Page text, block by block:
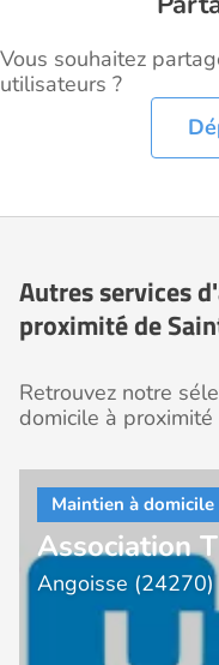
Vous souhaitez
utilisateurs ?
Autres services
proximité de
Retrouvez notre
domicile à
Association
Angoisse (24270)